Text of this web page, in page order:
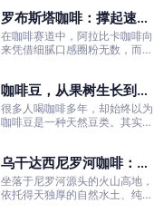
众对非洲咖啡“酸涩浓烈、刺激
性强”的刻板印象。
罗布斯塔咖啡：撑起速溶
咖啡半壁江山
在咖啡赛道中，阿拉比卡咖啡向
来凭借细腻口感圈粉无数，而罗
咖啡豆，从果树生长到烘
焙成型
很多人喝咖啡多年，却始终以为
咖啡豆是一种天然豆类。其实我
乌干达西尼罗河咖啡：尼
罗河源头的水洗精品风味
坐落于尼罗河源头的火山高地，
依托得天独厚的自然水土、纯净